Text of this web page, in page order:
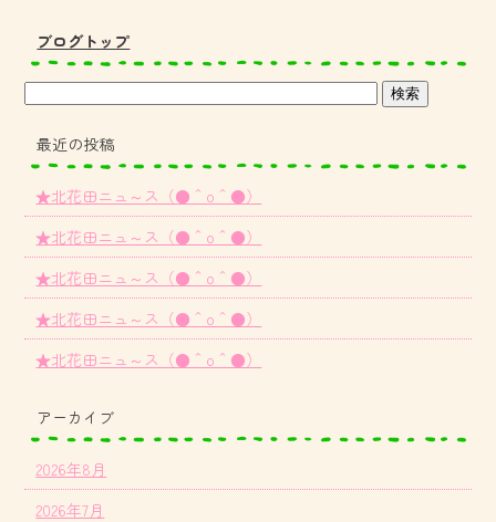
ブログトップ
最近の投稿
★北花田ニュ～ス（●＾o＾●）
★北花田ニュ～ス（●＾o＾●）
★北花田ニュ～ス（●＾o＾●）
★北花田ニュ～ス（●＾o＾●）
★北花田ニュ～ス（●＾o＾●）
アーカイブ
2026年8月
2026年7月